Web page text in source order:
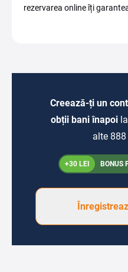
rezervarea online îți
Creează-ți un
obții bani înapoi
alte
+30 LEI BONUS